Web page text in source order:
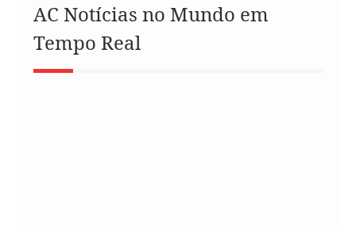
AC Notícias no Mundo em
Tempo Real